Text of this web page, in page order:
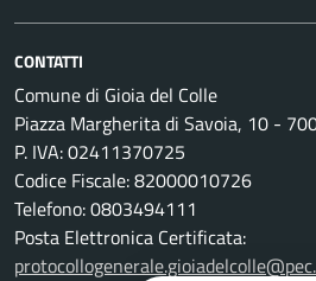
CONTATTI
Comune di Gioia del Colle
Piazza Margherita di Savoia, 10 -
P. IVA: 02411370725
Codice Fiscale: 82000010726
Telefono: 0803494111
Posta Elettronica Certificata: